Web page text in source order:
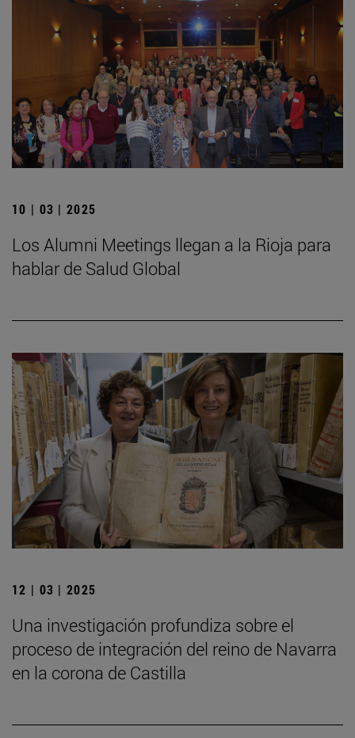
10 | 03 | 2025
Los Alumni Meetings llegan a la Rioja para
hablar de Salud Global
12 | 03 | 2025
Una investigación profundiza sobre el
proceso de integración del reino de Navarra
en la corona de Castilla